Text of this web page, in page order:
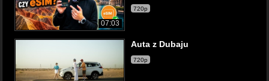
07:03
720p
Auta z Dubaju
720p